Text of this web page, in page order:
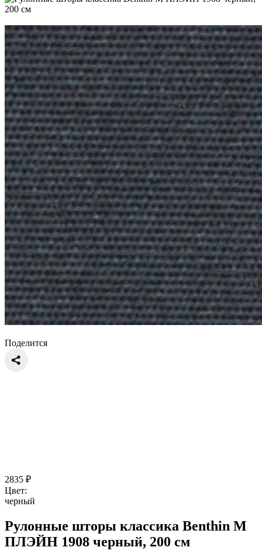
Поделится
2835 ₽
Цвет:
черный
Рулонные шторы классика Benthin M
ПЛЭЙН 1908 черный, 200 см